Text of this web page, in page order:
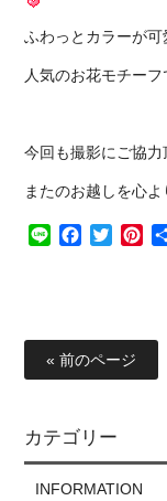
ふわっとカラーが可
人気のお花モチー
今回も撮影にご協
またのお越しを心
Line Facebook
Twitter
« 前のページ
カテゴリー
INFORMATION